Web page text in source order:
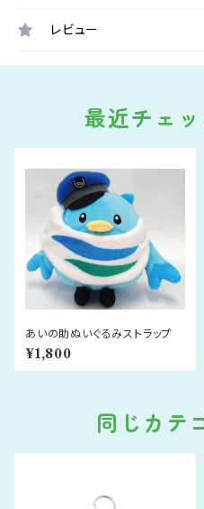
レビュー
最近チェ
あいの助ぬいぐるみストラップ
¥1,800
同じカテ